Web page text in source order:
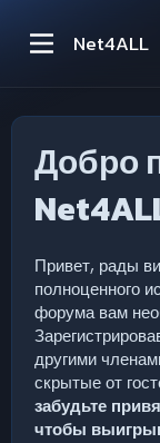
Net4ALL
Добро
Привет, рады
полноценного
форума вам
другими
скрытые от
забудьте
чтобы